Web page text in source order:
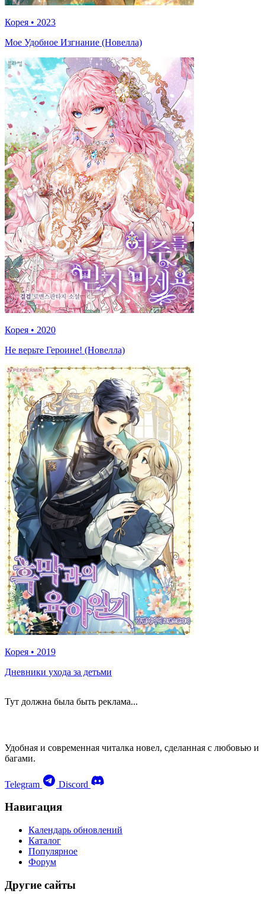
Корея • 2023
Мое Удобное Изгнание (Новелла)
Корея • 2020
Не верьте Героине! (Новелла)
Корея • 2019
Дневники ухода за детьми
Тут должна была быть реклама...
Удобная и современная читалка новел, сделанная с любовью и
багами.
Telegram Discord
Навигация
Календарь обновлений
Каталог
Популярное
Форум
Другие сайты